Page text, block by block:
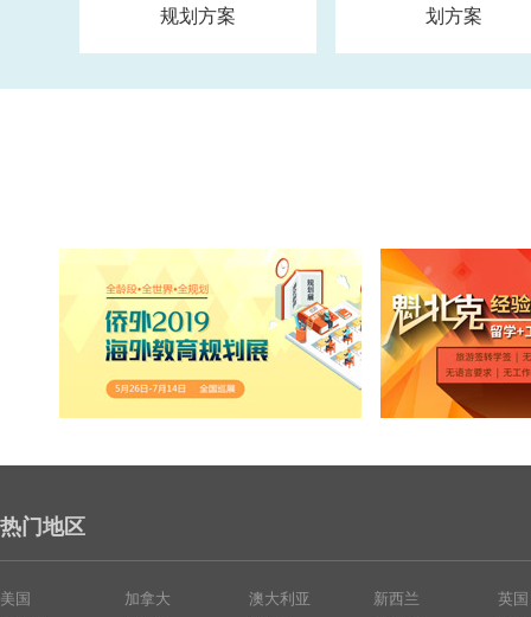
规划方案 划方案
热门地区
美国
加拿大
澳大利亚
新西兰
英国